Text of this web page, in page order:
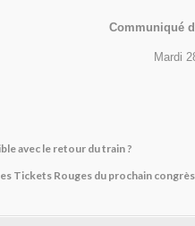
Communiqué
Mardi
avec le retour du train ?
Tickets Rouges du prochain